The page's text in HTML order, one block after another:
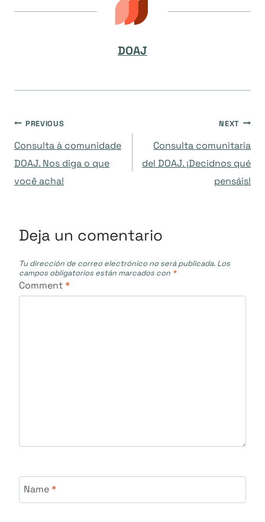
DOAJ
Navegación
de
PREVIOUS
Consulta à comunidade
DOAJ. Nos diga o que
você acha!
NEXT
Consulta comunitaria
del DOAJ. ¡Decidnos qué
pensáis!
Deja un comentario
Tu dirección de correo electrónico no será publicada. Los
campos obligatorios están marcados con *
Comment*
Name*